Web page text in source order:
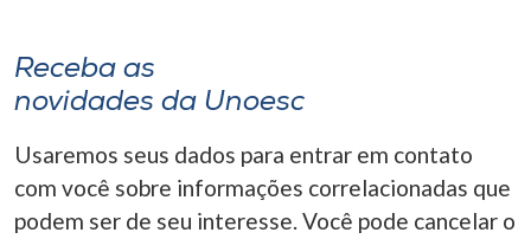
Receba as
novidades da Unoesc
Usaremos seus dados para entrar em contato
com você sobre informações correlacionadas que
podem ser de seu interesse. Você pode cancelar o